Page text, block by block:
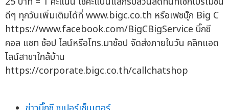
ดีๆ ทุกวันเพิ่มเติมได้ที่ www.bigc.co.th หรือเฟซบุ๊ก Big C
https://www.facebook.com/BigCBigService บิ๊กซี
คอล แชท ช้อป ไลน์หรือโทร.มาช้อป จัดส่งภายในวัน คลิกแอด
ไลน์สาขาใกล้บ้าน
https://corporate.bigc.co.th/callchatshop